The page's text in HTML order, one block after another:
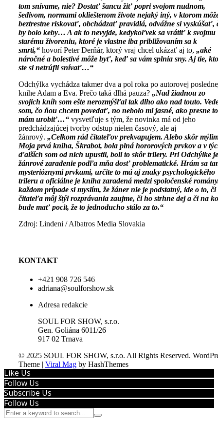
tom snívame, nie? Dostať šancu žiť popri svojom nudnom,
šedivom, normami oklieštenom živote nejaký iný, v ktorom
beztrestne riskovať, obchádzať pravidlá, odvážne si vyskúšať,
by bolo keby… A ak to nevyjde, kedykoľvek sa vrátiť k svojmu
starému živoreniu, ktoré je vlastne iba približovaním sa k
smrti,“ hovorí Peter Derňár, ktorý vraj chcel ukázať aj to, „aké
náročné a bolestivé môže byť, keď sa vám splnia sny. Aj tie,
ste si netrúfli snívať…“
Odchýlka vychádza takmer dva a pol roka po autorovej
knihe Adam a Eva. Prečo taká dlhá pauza? „Nad žiadnou zo
svojich kníh som ešte nerozmýšľal tak dlho ako nad touto.
som, čo ňou chcem povedať, no nebolo mi jasné, ako presne to
mám urobiť…“ vysvetľuje s tým, že novinka má od jeho
predchádzajúcej tvorby odstup nielen časový, ale aj
žánrový. „Celkom rád čitateľov prekvapujem. Alebo skôr
Moja prvá kniha, Škrabot, bola plná hororových prvkov a v
ďalších som od nich upustil, boli to skôr trilery. Pri Odchýlke je
žánrové zaradenie podľa mňa dosť problematické. Hrám sa
mysterióznymi prvkami, určite to má aj znaky psychologického
trileru a oficiálne je kniha zaradená medzi spoločenské
každom prípade si myslím, že žáner nie je podstatný, ide o to, či
čitateľa môj štýl rozprávania zaujme, či ho strhne dej a či na
bude mať pocit, že to jednoducho stálo za to.“
Zdroj: Lindeni / Albatros Media Slovakia
KONTAKT
+421 908 726 546
adriana@soulforshow.sk
Adresa redakcie
SOUL FOR SHOW, s.r.o.
Gen. Goliána 6011/26
917 02 Trnava
© 2025 SOUL FOR SHOW, s.r.o. All Rights Reserved.
Theme | Viral Mag by HashThemes
Like Us
Follow Us
Subscribe Us
Follow Us